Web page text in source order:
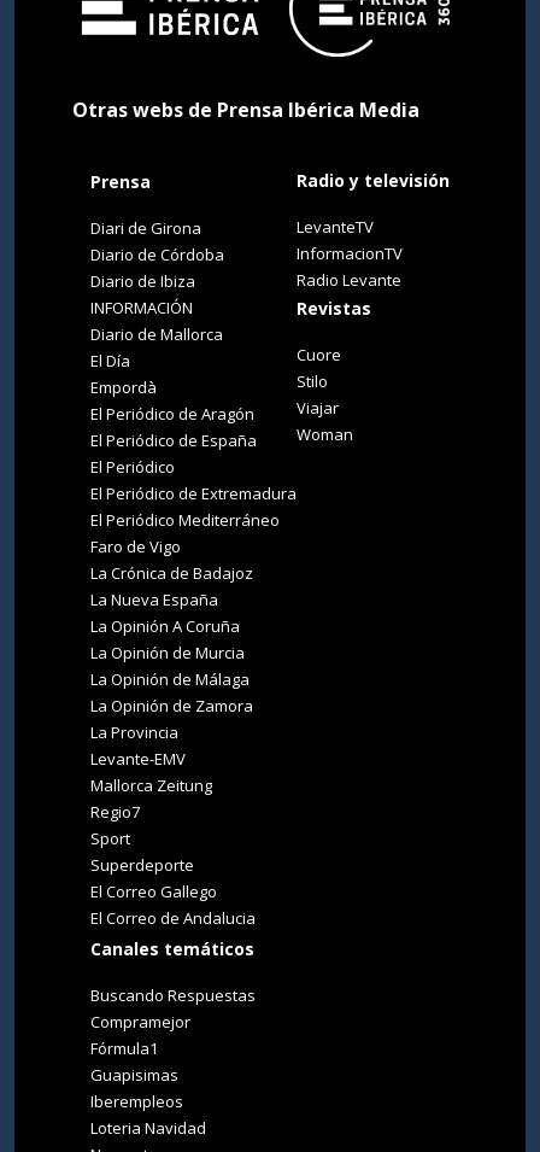
Otras webs de Prensa Ibérica Media
Prensa
Diari de Girona
Diario de Córdoba
Diario de Ibiza
INFORMACIÓN
Diario de Mallorca
El Día
Empordà
El Periódico de Aragón
El Periódico de España
El Periódico
El Periódico de Extremadura
El Periódico Mediterráneo
Faro de Vigo
La Crónica de Badajoz
La Nueva España
La Opinión A Coruña
La Opinión de Murcia
La Opinión de Málaga
La Opinión de Zamora
La Provincia
Levante-EMV
Mallorca Zeitung
Regio7
Sport
Superdeporte
El Correo Gallego
El Correo de Andalucia
Canales temáticos
Buscando Respuestas
Compramejor
Fórmula1
Guapisimas
Iberempleos
Loteria Navidad
Radio y televisión
LevanteTV
InformacionTV
Radio Levante
Revistas
Cuore
Stilo
Viajar
Woman